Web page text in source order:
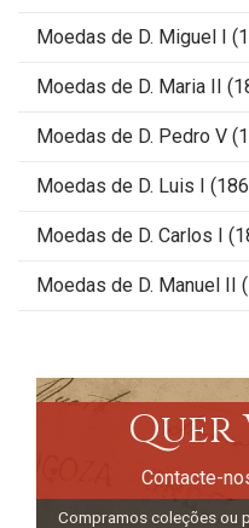
Moedas de D. Miguel I
Moedas de D. Maria II
Moedas de D. Pedro V
Moedas de D. Luis I
Moedas de D. Carlos I
Moedas de D. Manuel II
Quer
Contacte-
Compramos coleções ou